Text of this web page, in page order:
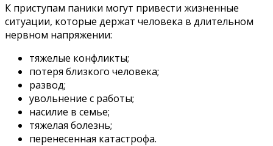
К приступам паники могут привести жизненные
ситуации, которые держат человека в длительном
нервном напряжении:
тяжелые конфликты;
потеря близкого человека;
развод;
увольнение с работы;
насилие в семье;
тяжелая болезнь;
перенесенная катастрофа.